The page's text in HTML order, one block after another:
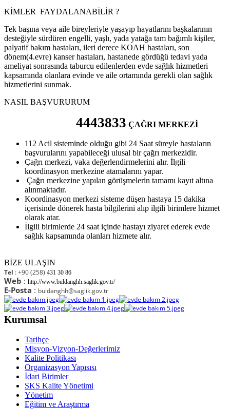
KİMLER FAYDALANABİLİR ?
Tek başına veya aile bireyleriyle yaşayıp hayatlarını başkalarının
desteğiyle sürdüren engelli, yaşlı, yada yatağa tam bağımlı kişiler,
palyatif bakım hastaları, ileri derece KOAH hastaları, son
dönem(4.evre) kanser hastaları, hastanede gördüğü tedavi yada
ameliyat sonrasında taburcu edilenlerden evde sağlık hizmetleri
kapsamında olanlara evinde ve aile ortamında gerekli olan sağlık
hizmetlerini sunmak.
NASIL BAŞVURURUM
4443833 ÇAĞRI MERKEZİ
112 Acil sisteminde olduğu gibi 24 Saat süreyle hastaların
başvurularını yapabileceği ulusal bir çağrı merkezidir.
Çağrı merkezi, vaka değerlendirmelerini alır. İlgili
koordinasyon merkezine atamalarını yapar.
Çağrı merkezine yapılan görüşmelerin tamamı kayıt altına
alınmaktadır.
Koordinasyon merkezi sisteme düşen hastaya 15 dakika
içerisinde dönerek hasta bilgilerini alıp ilgili birimlere hizmet
olarak atar.
İlgili birimlerde 24 saat içinde hastayı ziyaret ederek evde
sağlık kapsamında olanları hizmete alır.
BİZE ULAŞIN
Tel : +90 (258) 431 30 86
Web : http://www.buldanghh.saglik.gov.tr/
E-Posta : buldanghh@saglik.gov.tr
Kurumsal
Tarihçe
Misyon-Vizyon-Değerlerimiz
Kalite Politikası
Organizasyon Yapısısı
İdari Birimler
SKS Kalite Yönetimi
Yönetim
Eğitim ve Araştırma